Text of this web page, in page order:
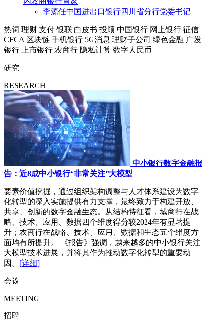
李源任中国进出口银行四川省分行党委书记
热词 理财 支付 银联 白皮书 投顾 中国银行 网上银行 征信
CFCA 区块链 手机银行 5G消息 理财子公司 绿色金融 广发
银行
上市银行 农商行 隐私计算 数字人民币
研究
RESEARCH
中小银行数字金融报
告：近8成中小银行“非常关注”大模型
要素价值挖掘，通过组织架构调整与人才体系建设为数字
化转型的深入实施提供有力支撑，最终致力于构建开放、
共享、创新的数字金融生态。从结构特征看，城商行在战
略、技术、应用、数据四个维度得分较2024年有显著提
升；农商行在战略、技术、应用、数据和生态五个维度方
面均有所提升。 《报告》强调，越来越多的中小银行关注
大模型技术进展，并将其作为推动数字化转型的重要动
因。 [详细]
会议
MEETING
招聘